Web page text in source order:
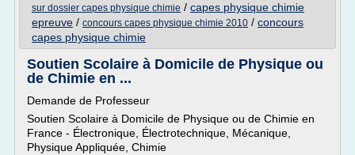
sur dossier capes physique chimie / capes physique chimie
epreuve / concours capes physique chimie 2010 / concours
capes physique chimie
Soutien Scolaire à Domicile de Physique ou
de Chimie en ...
Demande de Professeur
Soutien Scolaire à Domicile de Physique ou de Chimie en
France - Électronique, Électrotechnique, Mécanique,
Physique Appliquée, Chimie